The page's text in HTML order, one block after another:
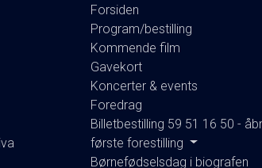
Forsiden
Program/bestilling
Kommende film
Gavekort
Koncerter & events
Foredrag
Billetbestilling 59 51 16 50 -
første forestilling
Børnefødselsdag i biografen